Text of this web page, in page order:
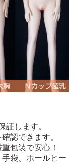
証します。
認できます。
包装で安心！
袋、ホールヒー